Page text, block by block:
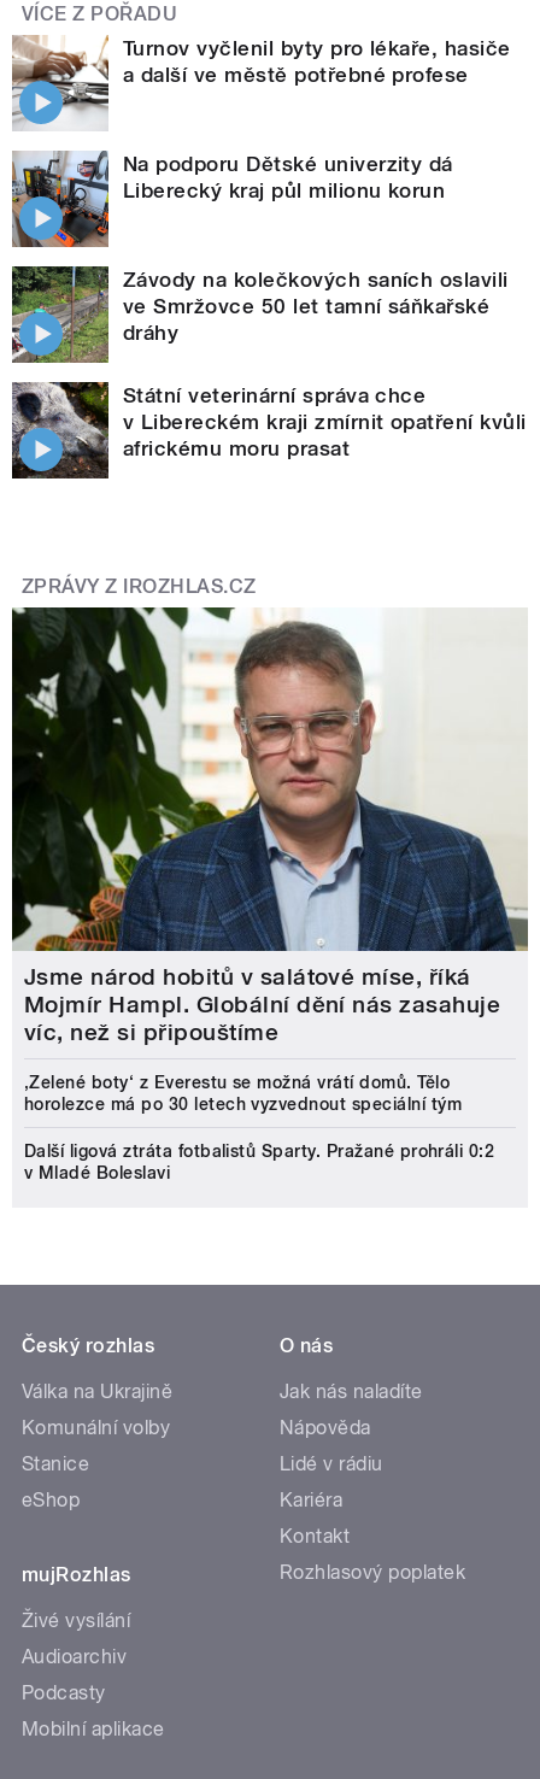
VÍCE Z POŘADU
Turnov vyčlenil byty pro lékaře, hasiče
a další ve městě potřebné profese
Na podporu Dětské univerzity dá
Liberecký kraj půl milionu korun
Závody na kolečkových saních oslavili
ve Smržovce 50 let tamní sáňkařské
dráhy
Státní veterinární správa chce
v Libereckém kraji zmírnit opatření kvůli
africkému moru prasat
ZPRÁVY Z IROZHLAS.CZ
Jsme národ hobitů v salátové míse, říká
Mojmír Hampl. Globální dění nás zasahuje
víc, než si připouštíme
‚Zelené boty‘ z Everestu se možná vrátí domů. Tělo
horolezce má po 30 letech vyzvednout speciální tým
Další ligová ztráta fotbalistů Sparty. Pražané prohráli 0:2
v Mladé Boleslavi
Český rozhlas
Válka na Ukrajině
Komunální volby
Stanice
eShop
mujRozhlas
Živé vysílání
Audioarchiv
Podcasty
Mobilní aplikace
O nás
Jak nás naladíte
Nápověda
Lidé v rádiu
Kariéra
Kontakt
Rozhlasový poplatek